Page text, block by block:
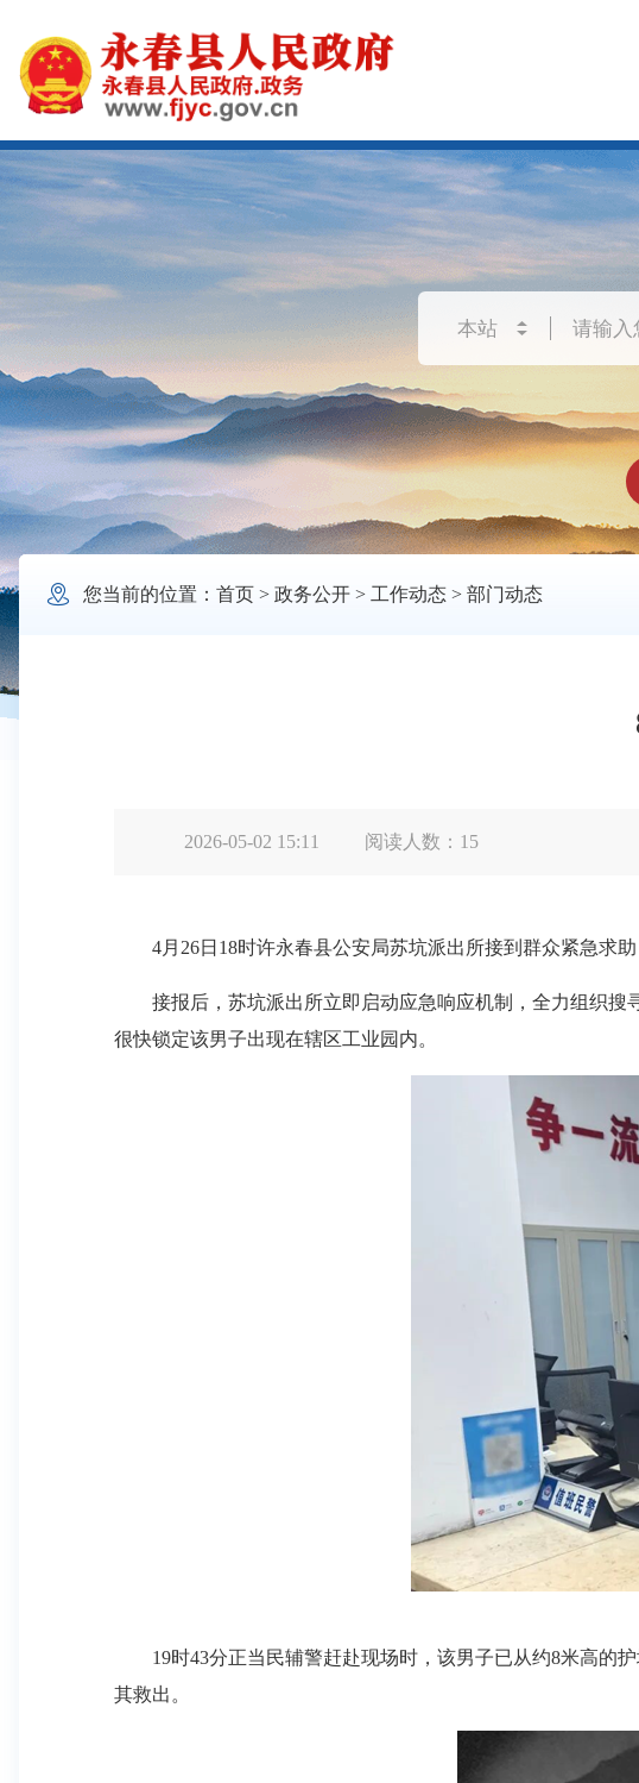
 您当前的位置： 首页> 政务公开> 工作动态> 部门动态
2026-05-02 15:11 阅读人数： 15
4月26日18时许永春县公安局苏坑派出所接到群众紧急求助
接报后，苏坑派出所立即启动应急响应机制，全力组织搜
很快锁定该男子出现在辖区工业园内。
19时43分正当民辅警赶赴现场时，该男子已从约8米高的护
其救出。